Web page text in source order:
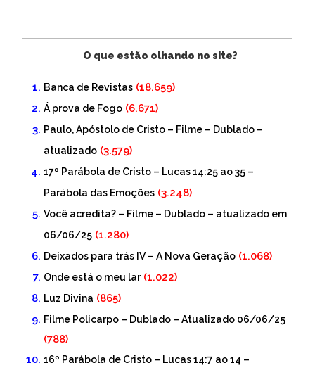
O que estão olhando no site?
Banca de Revistas (18.659)
Á prova de Fogo (6.671)
Paulo, Apóstolo de Cristo – Filme – Dublado –
atualizado (3.579)
17º Parábola de Cristo – Lucas 14:25 ao 35 –
Parábola das Emoções (3.248)
Você acredita? – Filme – Dublado – atualizado em
06/06/25 (1.280)
Deixados para trás IV – A Nova Geração (1.068)
Onde está o meu lar (1.022)
Luz Divina (865)
Filme Policarpo – Dublado – Atualizado 06/06/25
(788)
16º Parábola de Cristo – Lucas 14:7 ao 14 –